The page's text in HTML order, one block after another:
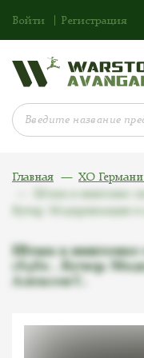
Войти Регистрация
Главная
ХО
Штык к винтовке
1898г. . Бучер.
Алексея С.